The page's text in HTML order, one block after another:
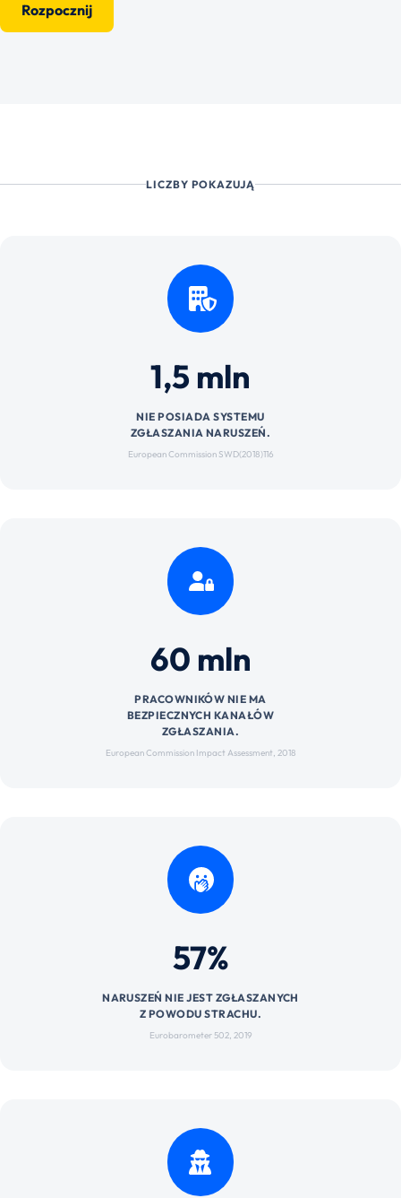
Rozpocznij
LICZBY POKAZUJĄ
1,5 mln
NIE POSIADA SYSTEMU
ZGŁASZANIA NARUSZEŃ.
European Commission SWD(2018)116
60 mln
PRACOWNIKÓW NIE MA
BEZPIECZNYCH KANAŁÓW
ZGŁASZANIA.
European Commission Impact Assessment, 2018
57%
NARUSZEŃ NIE JEST ZGŁASZANYCH
Z POWODU STRACHU.
Eurobarometer 502, 2019